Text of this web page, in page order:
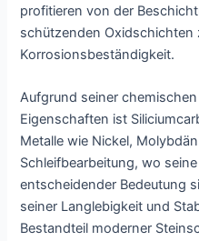
profitieren von der
schützenden Oxidschichten
Korrosionsbeständigkeit.
Aufgrund seiner
Eigenschaften ist
Metalle wie Nickel,
Schleifbearbeitung, wo
entscheidender Bedeutung
seiner Langlebigkeit und
Bestandteil moderner